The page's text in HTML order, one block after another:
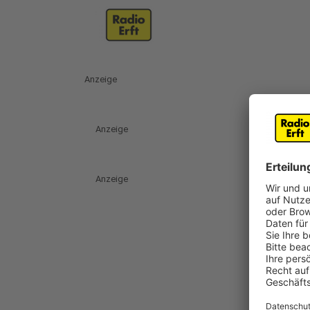
Anzeige
Anzeige
Anzeige